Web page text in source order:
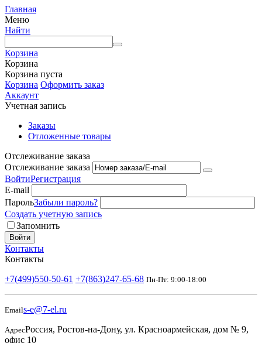
Главная
Меню
Найти
Корзина
Корзина
Корзина пуста
Корзина Оформить заказ
Аккаунт
Учетная запись
Заказы
Отложенные товары
Отслеживание заказа
Отслеживание заказа
ВойтиРегистрация
E-mail
ПарольЗабыли пароль?
Создать учетную запись
Запомнить
Войти
Контакты
Контакты
+7(499)550-50-61 +7(863)247-65-68 Пн-Пт: 9:00-18:00
Emails-e@7-el.ru
АдресРоссия, Ростов-на-Дону, ул. Красноармейская, дом № 9,
офис 10